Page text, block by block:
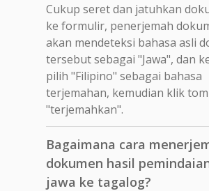
Cukup seret dan jatuhkan
ke formulir, penerjemah
akan mendeteksi bahasa asli
tersebut sebagai "Jawa", dan
pilih "Filipino" sebagai bahasa
terjemahan, kemudian klik
"terjemahkan".
Bagaimana cara
dokumen hasil
jawa ke tagalog?